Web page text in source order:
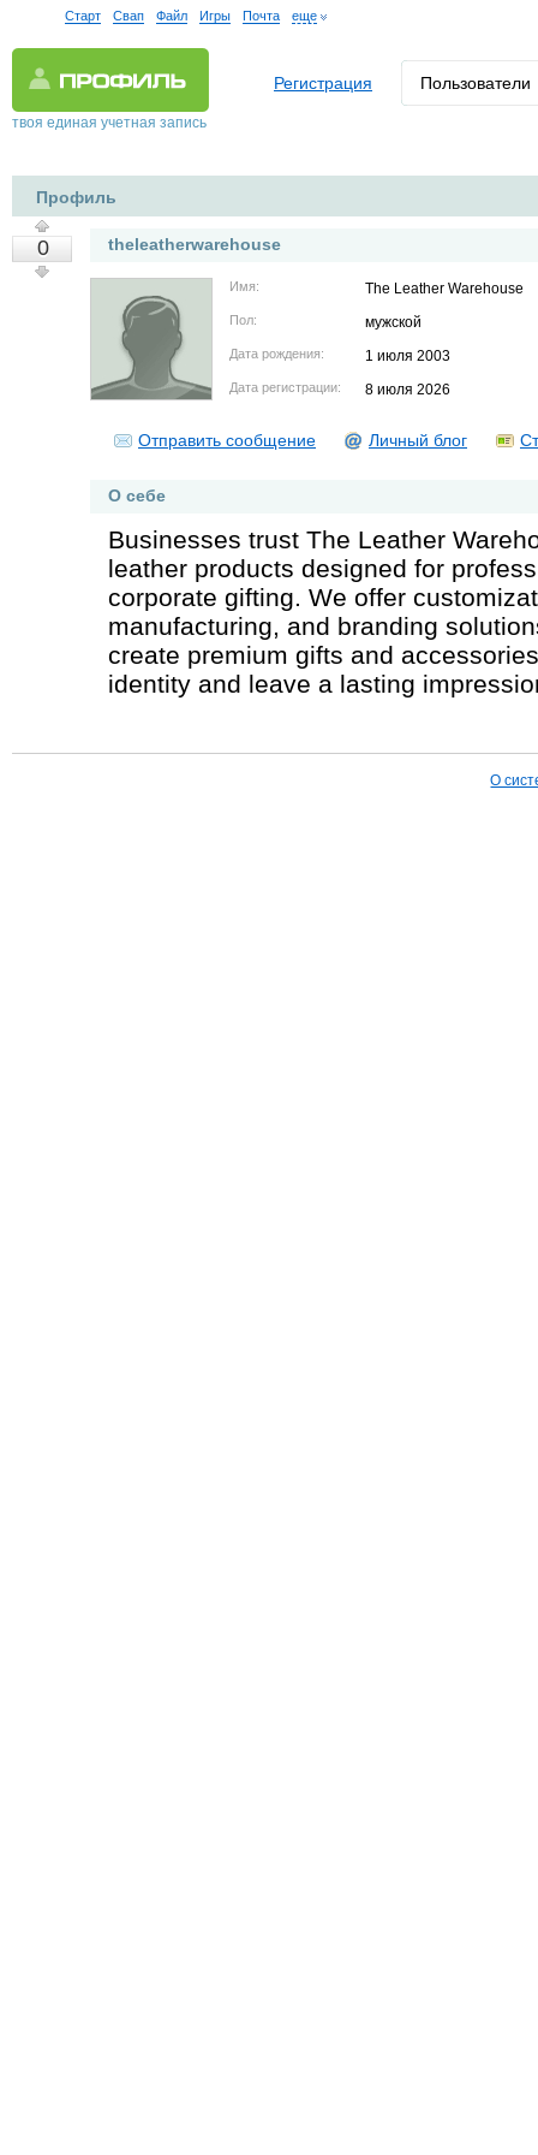
Старт Свап Файл Игры Почта еще
твоя единая учетная запись
Регистрация Пользователи
Профиль
0 theleatherwarehouse
Имя: The Leather Warehouse
Пол: мужской
Дата рождения: 1 июля 2003
Дата регистрации: 8 июля 2026
Отправить сообщение Личный блог
О себе
Businesses trust The Leather
leather products designed for
corporate gifting. We offer
manufacturing, and branding
create premium gifts and
identity and leave a lasting
О